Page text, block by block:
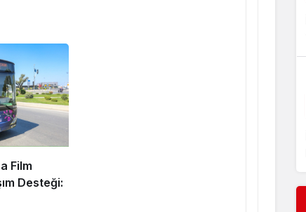
Film
Desteği: